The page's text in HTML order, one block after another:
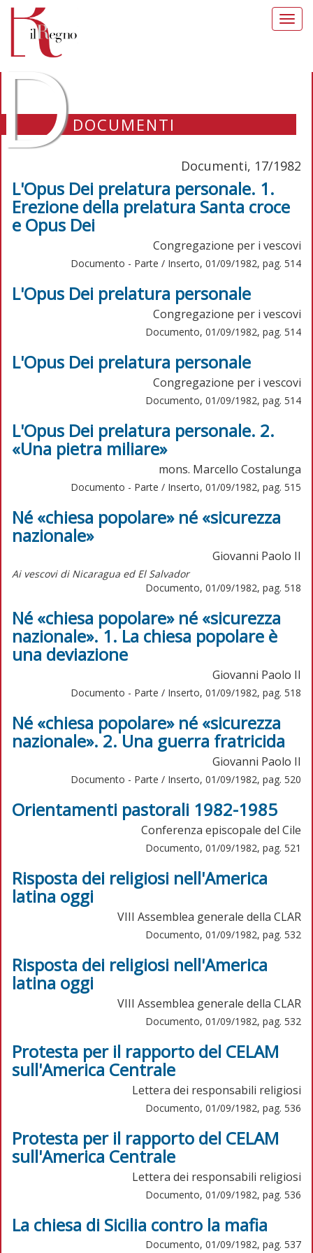
DOCUMENTI
Documenti, 17/1982
L'Opus Dei prelatura personale. 1.
Erezione della prelatura Santa croce
e Opus Dei
Congregazione per i vescovi
Documento - Parte / Inserto, 01/09/1982, pag. 514
L'Opus Dei prelatura personale
Congregazione per i vescovi
Documento, 01/09/1982, pag. 514
L'Opus Dei prelatura personale
Congregazione per i vescovi
Documento, 01/09/1982, pag. 514
L'Opus Dei prelatura personale. 2.
«Una pietra miliare»
mons. Marcello Costalunga
Documento - Parte / Inserto, 01/09/1982, pag. 515
Né «chiesa popolare» né «sicurezza
nazionale»
Giovanni Paolo II
Ai vescovi di Nicaragua ed El Salvador
Documento, 01/09/1982, pag. 518
Né «chiesa popolare» né «sicurezza
nazionale». 1. La chiesa popolare è
una deviazione
Giovanni Paolo II
Documento - Parte / Inserto, 01/09/1982, pag. 518
Né «chiesa popolare» né «sicurezza
nazionale». 2. Una guerra fratricida
Giovanni Paolo II
Documento - Parte / Inserto, 01/09/1982, pag. 520
Orientamenti pastorali 1982-1985
Conferenza episcopale del Cile
Documento, 01/09/1982, pag. 521
Risposta dei religiosi nell'America
latina oggi
VIII Assemblea generale della CLAR
Documento, 01/09/1982, pag. 532
Risposta dei religiosi nell'America
latina oggi
VIII Assemblea generale della CLAR
Documento, 01/09/1982, pag. 532
Protesta per il rapporto del CELAM
sull'America Centrale
Lettera dei responsabili religiosi
Documento, 01/09/1982, pag. 536
Protesta per il rapporto del CELAM
sull'America Centrale
Lettera dei responsabili religiosi
Documento, 01/09/1982, pag. 536
La chiesa di Sicilia contro la mafia
Documento, 01/09/1982, pag. 537